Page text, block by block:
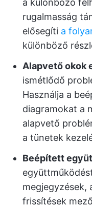
a különböző
rugalmasság
elősegíti a
különböző
Alapvető okok
ismétlődő
Használja a
diagramokat a
alapvető
a tünetek
Beépített
megjegyzések,
frissítések